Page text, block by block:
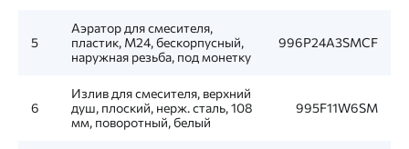
5
Аэратор для смесителя,
пластик, M24, бескорпусный,
наружная резьба, под монетку
996P24A3SMCF
6
Излив для смесителя, верхний
душ, плоский, нерж. сталь, 108
мм, поворотный, белый
995F11W6SM